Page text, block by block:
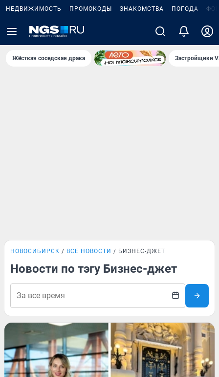
НЕДВИЖИМОСТЬ ПРОМОКОДЫ ЗНАКОМСТВА ПОГОДА
Жёсткая соседская драка Застройщики
НОВОСИБИРСК ВСЕ НОВОСТИ БИЗНЕС-ДЖЕТ
Новости по тэгу Бизнес-джет